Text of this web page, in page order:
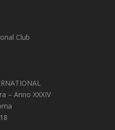
Club
– Anno XXXIV